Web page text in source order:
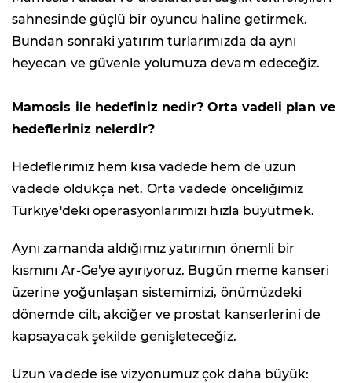
sahnesinde güçlü bir oyuncu haline getirmek.
Bundan sonraki yatırım turlarımızda da aynı
heyecan ve güvenle yolumuza devam edeceğiz.
Mamosis ile hedefiniz nedir? Orta vadeli plan ve
hedefleriniz nelerdir?
Hedeflerimiz hem kısa vadede hem de uzun
vadede oldukça net. Orta vadede önceliğimiz
Türkiye'deki operasyonlarımızı hızla büyütmek.
Aynı zamanda aldığımız yatırımın önemli bir
kısmını Ar-Ge'ye ayırıyoruz. Bugün meme kanseri
üzerine yoğunlaşan sistemimizi, önümüzdeki
dönemde cilt, akciğer ve prostat kanserlerini de
kapsayacak şekilde genişleteceğiz.
Uzun vadede ise vizyonumuz çok daha büyük: